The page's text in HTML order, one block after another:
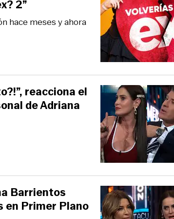
hace meses y ahora
2”
reacciona el
de Adriana
Barrientos
en Primer Plano